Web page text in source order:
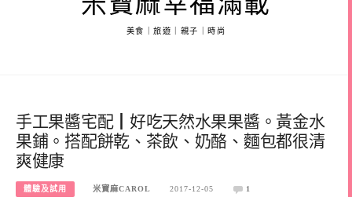
美食｜旅遊｜親子｜時尚
手工果醬宅配┃好吃天然水果果醬。黃金水
果鋪。搭配餅乾、茶飲、奶酪、麵包都很清
爽健康
體驗及試用 米寶麻CAROL 2017-12-05 1